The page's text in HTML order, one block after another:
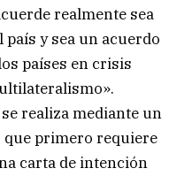
realmente sea
país y sea un acuerdo
países en crisis
realiza mediante un
primero requiere
carta de intención